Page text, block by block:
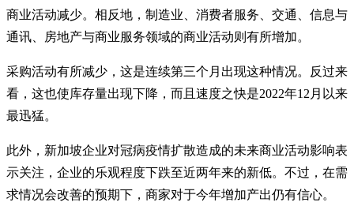
商业活动减少。相反地，制造业、消费者服务、交通、信息与
通讯、房地产与商业服务领域的商业活动则有所增加。
采购活动有所减少，这是连续第三个月出现这种情况。反过来
看，这也使库存量出现下降，而且速度之快是2022年12月以来
最迅猛。
此外，新加坡企业对冠病疫情扩散造成的未来商业活动影响表
示关注，企业的乐观程度下跌至近两年来的新低。不过，在需
求情况会改善的预期下，商家对于今年增加产出仍有信心。